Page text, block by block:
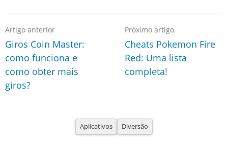
Artigo anterior
Giros Coin Master:
como funciona e
como obter mais
giros?
Próximo artigo
Cheats Pokemon Fire
Red: Uma lista
completa!
Aplicativos Diversão